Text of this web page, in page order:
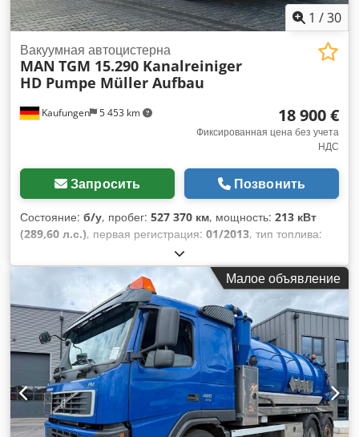
1 /30
Kaufungen 5 453 km
Вакуумная автоцистерна
MAN TGM 15.290 Kanalreiniger
HD Pumpe Müller Aufbau
18 900 €
Фиксированная цена без учета
НДС
Запросить Позвонить
Состояние: б/у, пробег: 527 370 км, мощность: 213 кВт
(289,60 л.с.), первая регистрация: 01/2013, тип топлива:
15 000 кг, конфигурация осей:
следующая проверка (TÜV):08/2028, цвет:серебристый,
тип передачи:
автоматический , Год выпуска: 2013,
Оборудование:ABS, кондиционер
Малое объявление